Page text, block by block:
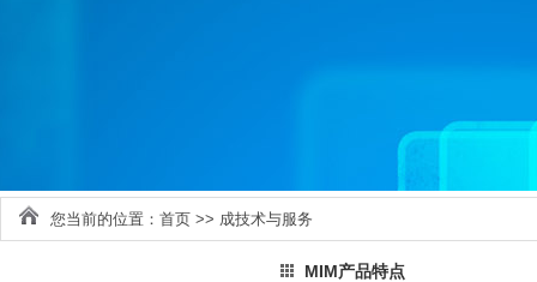
您当前的位置： 首页 >> 成技术与服务
MIM产品特点